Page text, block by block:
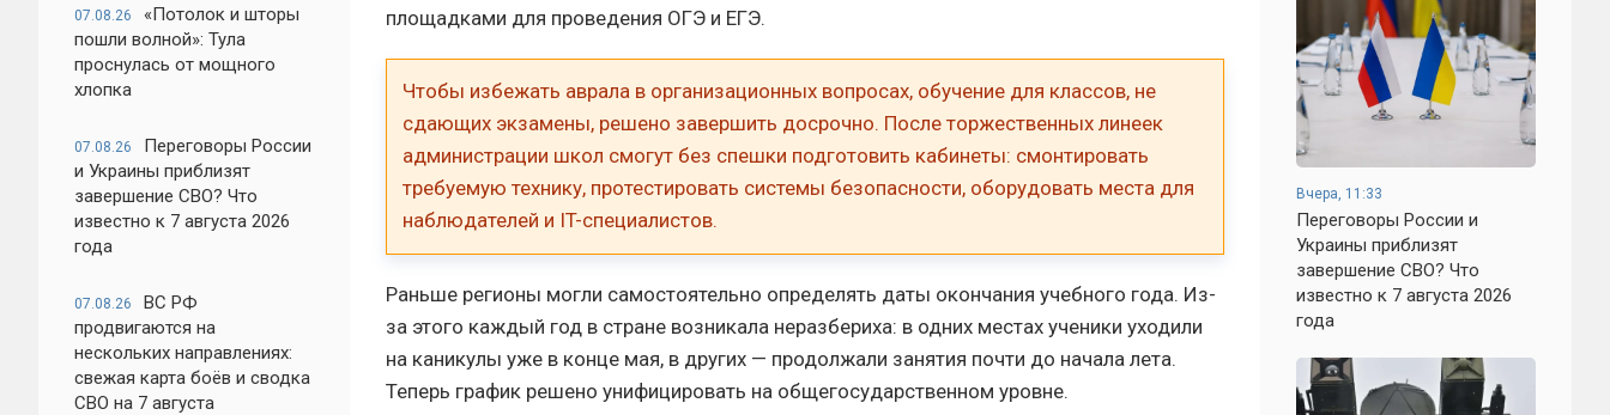
07.08.26
«Потолок и шторы
пошли волной»: Тула
проснулась от мощного
хлопка
07.08.26
Переговоры России
и Украины приблизят
завершение СВО? Что
известно к 7 августа 2026
года
07.08.26
ВС РФ
продвигаются на
нескольких направлениях:
свежая карта боёв и сводка
СВО на 7 августа
площадками для проведения ОГЭ и ЕГЭ.
Чтобы избежать аврала в организационных вопросах, обучение для классов, не
сдающих экзамены, решено завершить досрочно. После торжественных линеек
администрации школ смогут без спешки подготовить кабинеты: смонтировать
требуемую технику, протестировать системы безопасности, оборудовать места для
наблюдателей и IT-специалистов.
Раньше регионы могли самостоятельно определять даты окончания учебного года. Из-
за этого каждый год в стране возникала неразбериха: в одних местах ученики уходили
на каникулы уже в конце мая, в других — продолжали занятия почти до начала лета.
Теперь график решено унифицировать на общегосударственном уровне.
Вчера, 11:33
Переговоры России и
Украины приблизят
завершение СВО? Что
известно к 7 августа 2026
года